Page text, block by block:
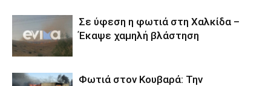
Σε ύφεση η φωτιά στη Χαλκίδα –
Έκαψε χαμηλή βλάστηση
Φωτιά στον Κουβαρά: Την